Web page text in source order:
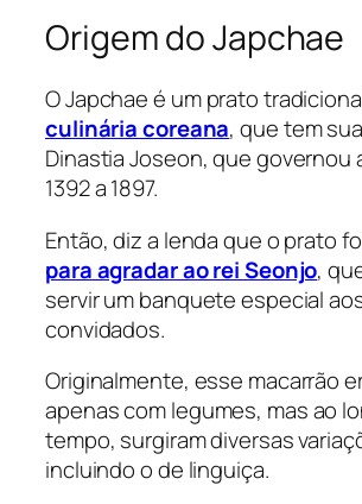
Origem do Japchae
O Japchae é um prato
culinária coreana, que tem
Dinastia Joseon, que governou
1392 a 1897.
Então, diz a lenda que o prato
para agradar ao rei Seonjo,
servir um banquete especial
convidados.
Originalmente, esse macarrão
apenas com legumes, mas ao
tempo, surgiram diversas
incluindo o de linguiça.